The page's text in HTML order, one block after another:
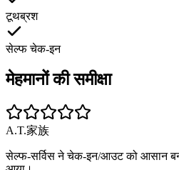
टूथब्रश
सेल्फ चेक-इन
मेहमानों की समीक्षा
A.T.家族
सेल्फ-सर्विस ने चेक-इन/आउट को आसान